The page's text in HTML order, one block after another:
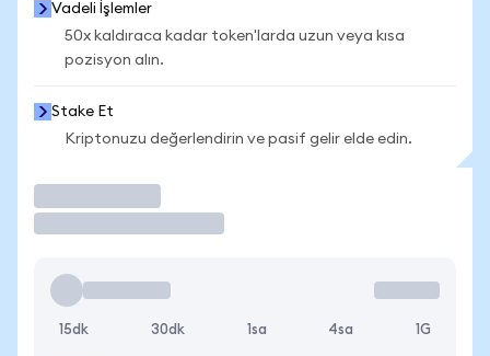
Vadeli İşlemler
50x kaldıraca kadar token'larda uzun veya kısa
pozisyon alın.
Stake Et
Kriptonuzu değerlendirin ve pasif gelir elde edin.
15dk 30dk 1sa 4sa 1G